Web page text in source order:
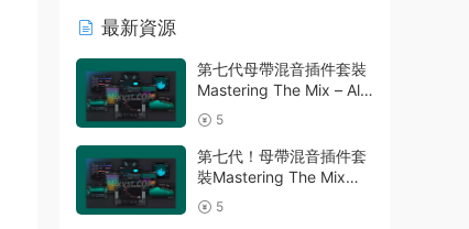
最新資源
第七代母帶混音插件套裝
Mastering The Mix – All
Plugins Bundle
v2026.08.03
STANDALONE R2R&VR
WIN
5
第七代！母帶混音插件套
裝Mastering The Mix
Bundle v2026.08.03
U2B MAC-MORiA
5